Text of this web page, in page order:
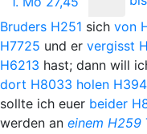
Bruders H251 sich von
H7725 und er vergisst
H6213 hast; dann will
dort H8033 holen
sollte ich euer beider
werden an einem H259